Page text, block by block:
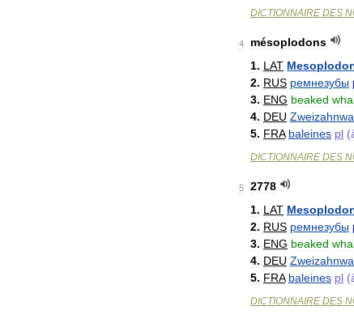
DICTIONNAIRE DES
4
mésoplodons
1. LAT
2. RUS ремнезубы
3. ENG beaked
4. DEU
5. FRA baleines pl (
DICTIONNAIRE DES
5
2778
1. LAT
2. RUS ремнезубы
3. ENG beaked
4. DEU
5. FRA baleines pl (
DICTIONNAIRE DES